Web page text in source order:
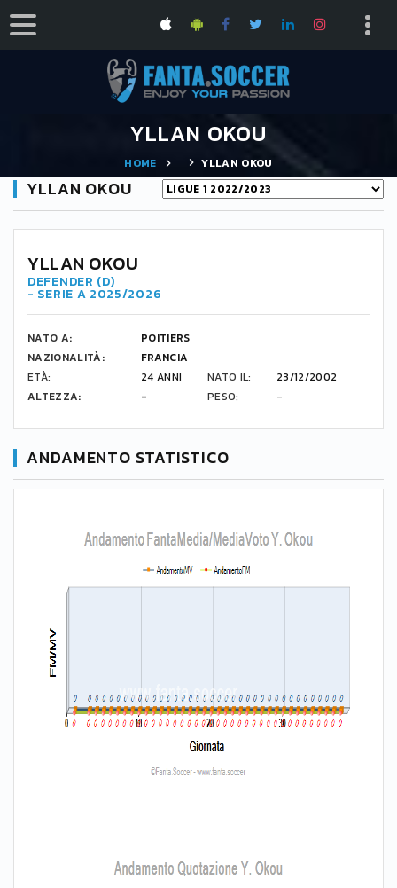
YLLAN OKOU
HOME YLLAN OKOU
YLLAN OKOU
YLLAN OKOU
DEFENDER (D)
- SERIE A 2025/2026
NATO A:
POITIERS
NAZIONALITÀ:
FRANCIA
ETÀ:
24 ANNI NATO IL:
23/12/2002
ALTEZZA:
- PESO: -
ANDAMENTO STATISTICO